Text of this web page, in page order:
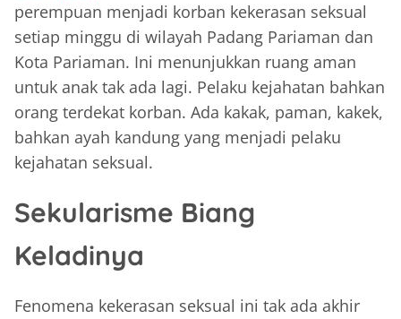
perempuan menjadi korban kekerasan seksual
setiap minggu di wilayah Padang Pariaman dan
Kota Pariaman. Ini menunjukkan ruang aman
untuk anak tak ada lagi. Pelaku kejahatan bahkan
orang terdekat korban. Ada kakak, paman, kakek,
bahkan ayah kandung yang menjadi pelaku
kejahatan seksual.
Sekularisme Biang
Keladinya
Fenomena kekerasan seksual ini tak ada akhir